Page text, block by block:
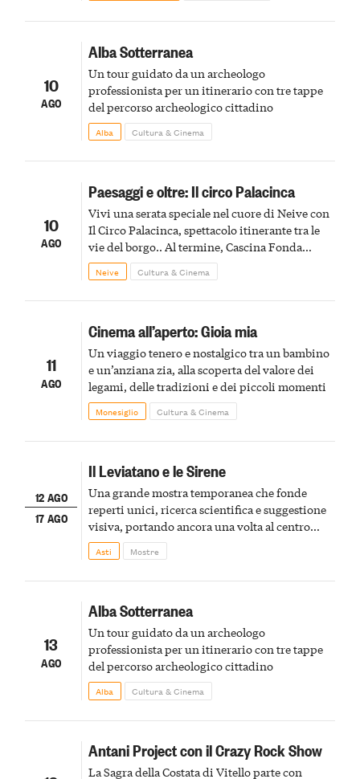
10
AGO
Alba Sotterranea
Un tour guidato da un archeologo
professionista per un itinerario con tre tappe
del percorso archeologico cittadino
Alba Cultura & Cinema
10
AGO
Paesaggi e oltre: Il circo Palacinca
Vivi una serata speciale nel cuore di Neive con
Il Circo Palacinca, spettacolo itinerante tra le
vie del borgo.. Al termine, Cascina Fonda
Winery offrirà una degustazione di due
spumanti.
Neive Cultura & Cinema
11
AGO
Cinema all’aperto: Gioia mia
Un viaggio tenero e nostalgico tra un bambino
e un’anziana zia, alla scoperta del valore dei
legami, delle tradizioni e dei piccoli momenti
Monesiglio Cultura & Cinema
12 AGO
17 AGO
Il Leviatano e le Sirene
Una grande mostra temporanea che fonde
reperti unici, ricerca scientifica e suggestione
visiva, portando ancora una volta al centro
della scena le meraviglie del passato astigiano
Asti Mostre
13
AGO
Alba Sotterranea
Un tour guidato da un archeologo
professionista per un itinerario con tre tappe
del percorso archeologico cittadino
Alba Cultura & Cinema
Antani Project con il Crazy Rock Show
La Sagra della Costata di Vitello parte con